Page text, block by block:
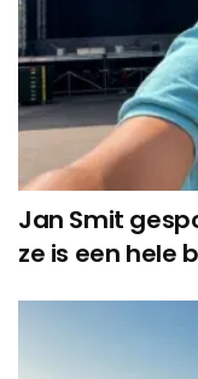
Jan Smit
ze is een hele